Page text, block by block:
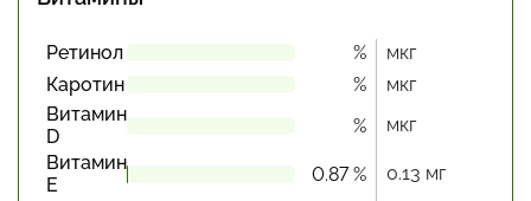
Ретинол %
мкг
Каротин
%
мкг
Витамин
D
%
мкг
Витамин
Е
0.87 %
0.13 мг